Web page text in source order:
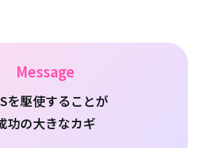
Message
を駆使することが
功の大きなカギ